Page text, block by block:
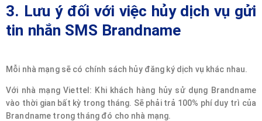
3. Lưu ý đối với việc hủy dịch vụ gửi
tin nhắn SMS Brandname
Mỗi nhà mạng sẽ có chính sách hủy đăng ký dịch vụ khác nhau.
Với nhà mạng Viettel: Khi khách hàng hủy sử dụng Brandname
vào thời gian bất kỳ trong tháng. Sẽ phải trả 100% phí duy trì của
Brandname trong tháng đó cho nhà mạng.